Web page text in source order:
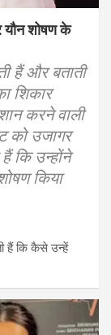
शोषण के
हैं और बताती
शिकार
करने वाली
को उजागर
कि उन्होंने
किया
हैं कि कैसे उन्हें